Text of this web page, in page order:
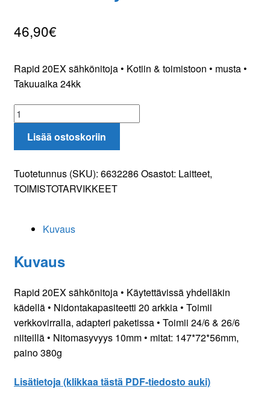
Oma tili
46,90€
Rapid 20EX sähkönitoja • Kotiin & toimistoon • musta •
Takuuaika 24kk
Rapid
20EX
sähkönitoja
Lisää ostoskoriin
Tuotetunnus (SKU): 6632286Osastot: Laitteet,
TOIMISTOTARVIKKEET
Kuvaus
Kuvaus
Rapid 20EX sähkönitoja • Käytettävissä yhdelläkin
kädellä • Nidontakapasiteetti 20 arkkia • Toimii
verkkovirralla, adapteri paketissa • Toimii 24/6 & 26/6
niiteillä • Nitomasyvyys 10mm • mitat: 147*72*56mm,
paino 380g
Lisätietoja (klikkaa tästä PDF-tiedosto auki)